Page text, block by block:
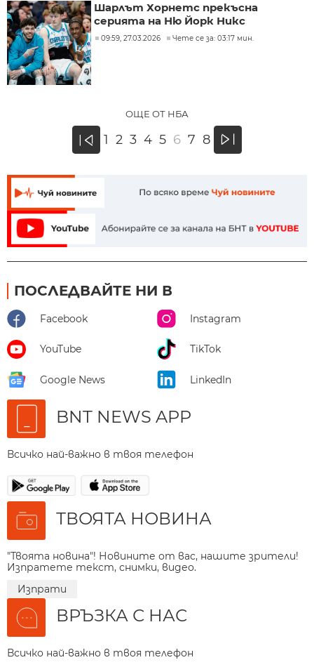
Шарлът Хорнетс прекъсна
серията на Ню Йорк Никс
09:59, 27.03.2026 Чете се за: 03:17 мин.
ОЩЕ ОТ НБА
« 1 2 3 4 5 6 7 8 »
ПОСЛЕДВАЙТЕ НИ В
Facebook Instagram
YouTube TikTok
Google News LinkedIn
BNT NEWS APP
Всичко най-важно в твоя телефон
ТВОЯТА НОВИНА
"Твоята новина"! Новините от вас, нашите зрители!
Изпратете текст, снимки, видео.
Изпрати
ВРЪЗКА С НАС
Всичко най-важно в твоя телефон